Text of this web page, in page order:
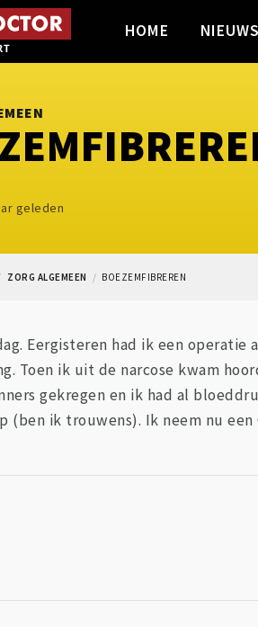
HOME NIEUWS
geleden
ZORG ALGEMEEN BOEZEMFIBREREN
Eergisteren had ik een
Toen ik uit de narcose kwam
gekregen en ik had al
(ben ik trouwens). Ik neem nu